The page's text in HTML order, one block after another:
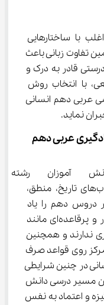
با ساختارهایی
نوشته شده‌اند و همین تفاوت زبانی باعث
به درستی قادر به درک و
با انتخاب روش
عربی دهم انسانی
عربی دهم
همان‌طور که می‌دانیم،
هم‌زمان حجم سنگینی از مطالب کتاب‌های تاریخ، منطق،
دروس دهم را یاد
بگیرند. بنابراین وقتی به درس دشوار و پرقاعده‌ای مانند
ندارند و همچنین
تمرکز روی قواعد صرف
در چنین شرایطی
مسیر درسی دانش
و اعتماد به نفس